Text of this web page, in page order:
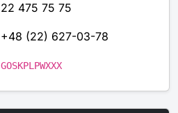
22 475 75 75
+48 (22) 627-03-78
GOSKPLPWXXX